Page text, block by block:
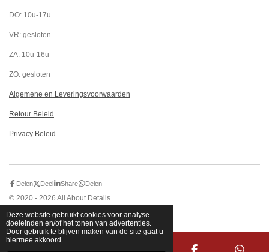
Deze website gebruikt cookies voor analyse-
doeleinden en/of het tonen van advertenties.
Door gebruik te blijven maken van de site gaat u
hiermee akkoord.
DO: 10u-17u
VR: gesloten
ZA: 10u-16u
ZO: gesloten
Algemene en Leveringsvoorwaarden
Retour Beleid
Privacy Beleid
Delen Deel Share Delen
© 2020 - 2026 All About Details
Powered byJouwWeb